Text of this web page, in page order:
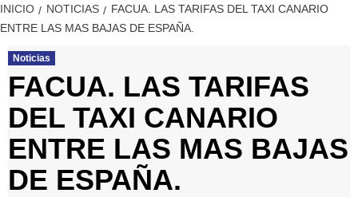
INICIO NOTICIAS
FACUA. LAS TARIFAS DEL TAXI CANARIO
ENTRE LAS MAS BAJAS DE ESPAÑA.
Noticias
FACUA. LAS TARIFAS
DEL TAXI CANARIO
ENTRE LAS MAS BAJAS
DE ESPAÑA.